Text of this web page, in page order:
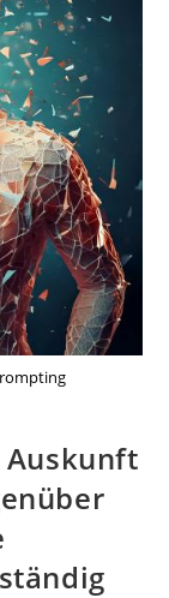
Auskunft